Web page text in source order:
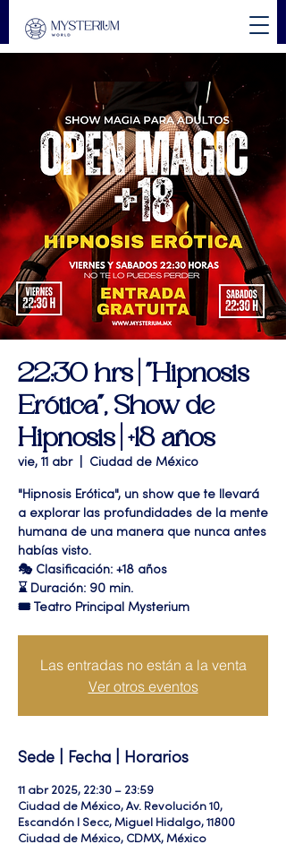
22:30 hrs | "Hipnosis
Erótica", Show de
Hipnosis | +18 años
vie, 11 abr
  |
Ciudad de México
"Hipnosis Erótica", un show que te llevará
a explorar las profundidades de la mente
humana de una manera que nunca antes
habías visto.
🎭 Clasificación: +18 años
⌛ Duración: 90 min.
🎟 Teatro Principal Mysterium
Las entradas no están a la venta
Ver otros eventos
Sede | Fecha | Horarios
11 abr 2025, 22:30 – 23:59
Ciudad de México, Av. Revolución 10,
Escandón I Secc, Miguel Hidalgo, 11800
Ciudad de México, CDMX, México